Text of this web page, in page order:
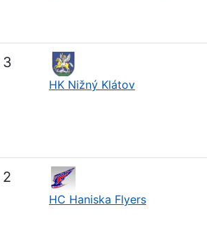
3
HK Nižný Klátov
2
HC Haniska Flyers